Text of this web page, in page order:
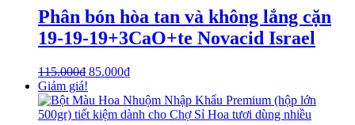
Phân bón hòa tan và không lắng cặn
19-19-19+3CaO+te Novacid Israel
115.000₫ 85.000₫
Giảm giá!